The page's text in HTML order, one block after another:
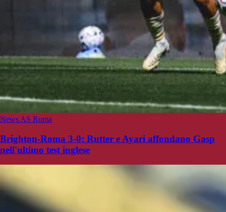
News AS Roma
Brighton-Roma 3-0: Rutter e Ayari affondano Gasp
nell'ultimo test inglese